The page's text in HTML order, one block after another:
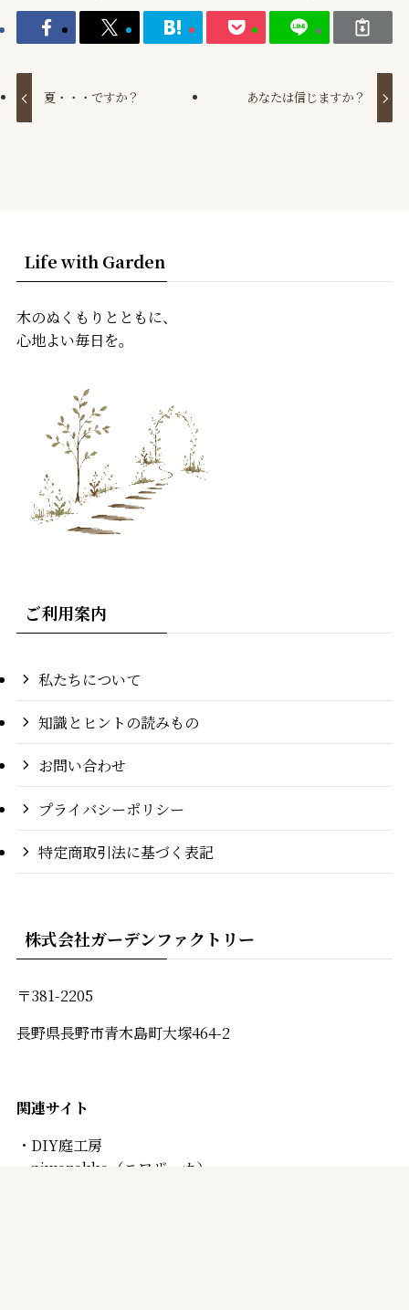
夏・・・ですか？ あなたは信じますか？
Life with Garden
木のぬくもりとともに、
心地よい毎日を。
ご利用案内
私たちについて
知識とヒントの読みもの
お問い合わせ
プライバシーポリシー
特定商取引法に基づく表記
株式会社ガーデンファクトリー
〒381-2205
長野県長野市青木島町大塚464-2
関連サイト
・ DIY庭工房
niwazakka （ニワザッカ）